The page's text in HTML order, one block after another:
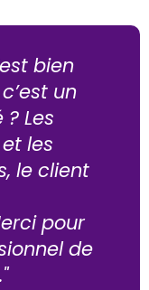
bien
un
Les
les
le client
pour
de